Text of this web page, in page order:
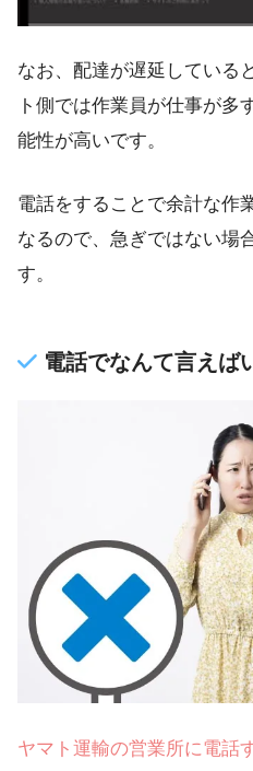
なお、配達が遅延している
ト側では作業員が仕事が多
能性が高いです。
電話をすることで余計な作
なるので、急ぎではない場
す。
電話でなんて言えば
ヤマト運輸の営業所に電話